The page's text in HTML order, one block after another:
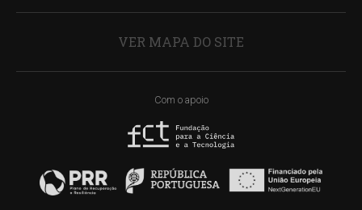
VER MAPA DO SITE
Com o apoio